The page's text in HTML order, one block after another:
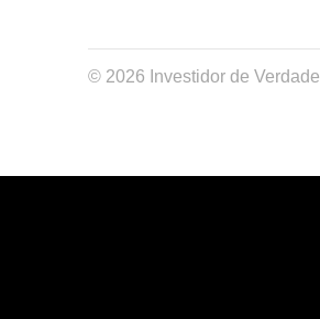
© 2026 Investidor de Verdade